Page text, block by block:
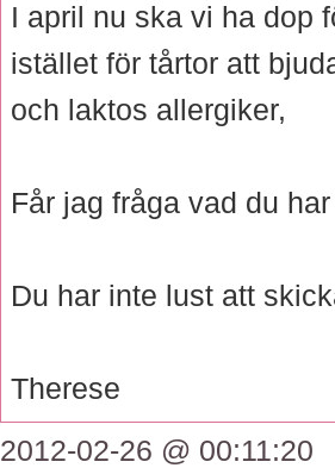
I april nu ska vi ha dop
istället för tårtor att
och laktos allergiker,
Får jag fråga vad du
Du har inte lust att
Therese
2012-02-26 @ 00:11:20